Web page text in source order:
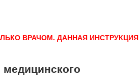
ВРАЧОМ. ДАННАЯ ИНСТРУКЦИЯ